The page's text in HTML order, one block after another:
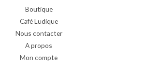
Boutique
Café Ludique
Nous contacter
A propos
Mon compte